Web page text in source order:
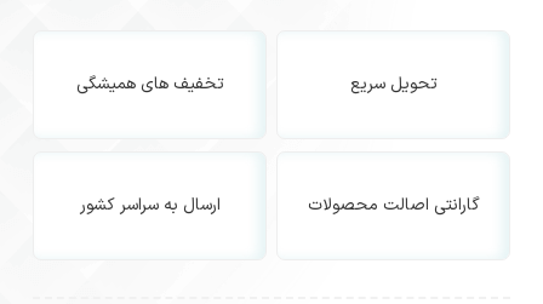
تحویل سریع تخفیف های همیشگی
گارانتی اصالت محصولات ارسال به سراسر کشور